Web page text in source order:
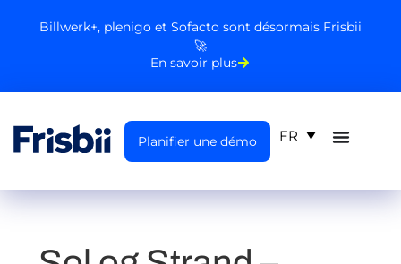
Billwerk+, plenigo et Sofacto sont désormais Frisbii
🚀
En savoir plus
Planifier une démo FR